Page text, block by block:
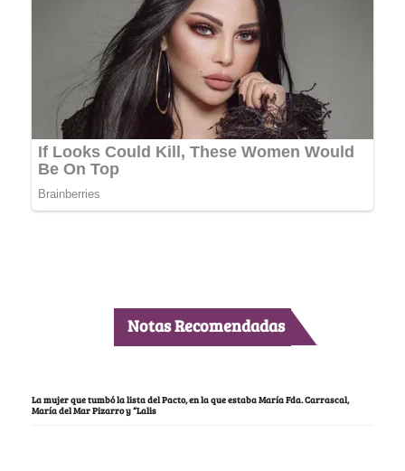
Notas Recomendadas
La mujer que tumbó la lista del Pacto, en la que estaba María Fda. Carrascal,
María del Mar Pizarro y “Lalis